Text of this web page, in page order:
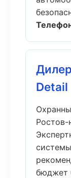
Detail
бюджет